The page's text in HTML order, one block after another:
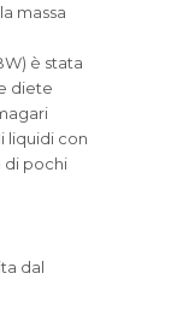
massa
è stata
diete
liquidi con
di pochi
dal